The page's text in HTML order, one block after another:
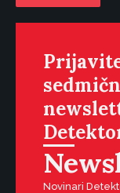
Novinari